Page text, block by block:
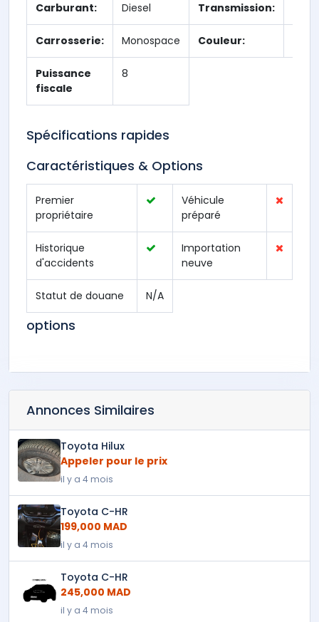
Carburant: Diesel Transmission:
Carrosserie: Monospace Couleur:
Puissance
fiscale
8
Spécifications rapides
Caractéristiques & Options
Premier
propriétaire
Véhicule
préparé
Historique
d'accidents
Importation
neuve
Statut de douane N/A
options
Annonces Similaires
Toyota Hilux
Appeler pour le prix
il y a 4 mois
Toyota C-HR
199,000 MAD
il y a 4 mois
Toyota C-HR
245,000 MAD
il y a 4 mois